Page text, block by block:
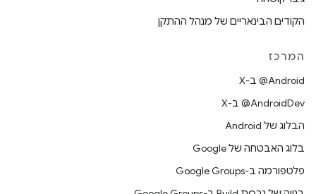
הקודים הבינאריים של מנהל ההתקן
המרכז
‫‎@Android ב-X
‫‎@AndroidDev ב-X
הבלוג של Android
בלוג האבטחה של Google
פלטפורמה ב-Google Groups